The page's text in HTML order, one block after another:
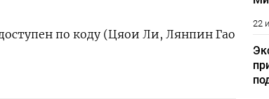
по коду (Цяои Ли, Лянпин Гао